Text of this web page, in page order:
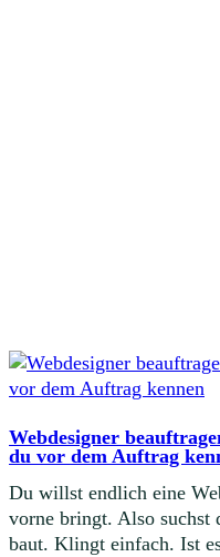
Webdesigner
du vor dem Auftrag
Du willst endlich eine
vorne bringt. Also suchst
baut. Klingt einfach. Ist